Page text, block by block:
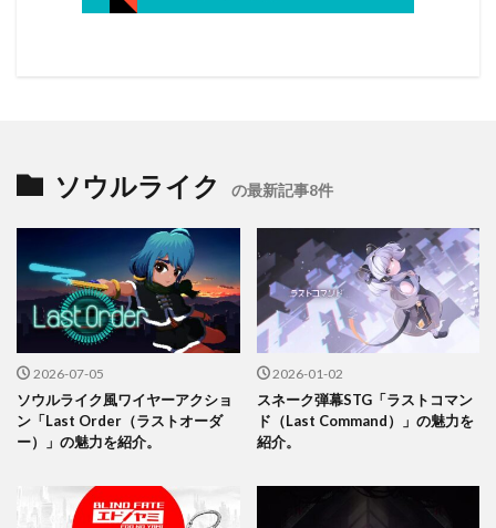
ソウルライク の最新記事8件
2026-07-05
ソウルライク風ワイヤーアクショ
ン「Last Order（ラストオーダ
ー）」の魅力を紹介。
2026-01-02
スネーク弾幕STG「ラストコマン
ド（Last Command）」の魅力を
紹介。